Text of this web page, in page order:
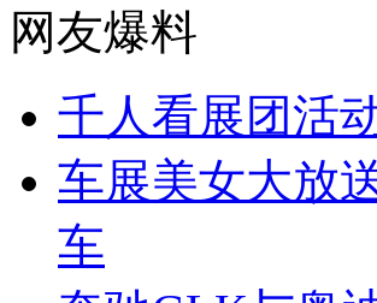
网友爆料
千人看展团活
车展美女大放
车